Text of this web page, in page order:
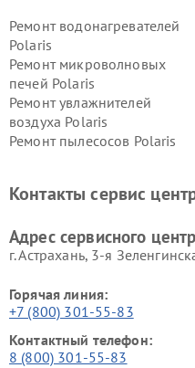
Ремонт водонагревателей
Polaris
Ремонт микроволновых
печей Polaris
Ремонт увлажнителей
воздуха Polaris
Ремонт пылесосов Polaris
Контакты сервис
Адрес сервисного
г. Астрахань, 3-я
Горячая линия:
+7 (800) 301-55-83
Контактный телефон:
8 (800) 301-55-83